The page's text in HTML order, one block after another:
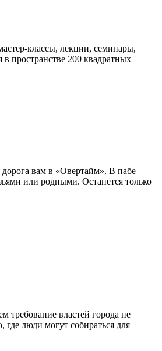
классы, лекции, семинары,
пространстве 200 квадратных
вам в «Овертайм». В пабе
или родными. Останется только
требование властей города не
люди могут собираться для